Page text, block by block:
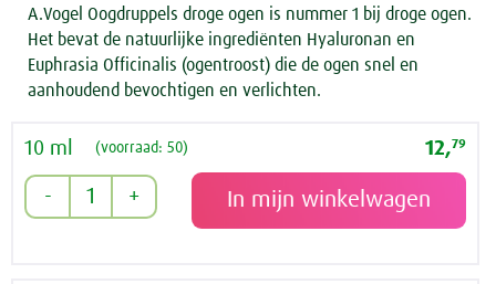
A.Vogel Oogdruppels droge ogen is nummer 1 bij droge ogen.
Het bevat de natuurlijke ingrediënten Hyaluronan en
Euphrasia Officinalis (ogentroost) die de ogen snel en
aanhoudend bevochtigen en verlichten.
10 ml (voorraad: 50) 12,79